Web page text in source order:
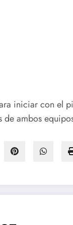
iniciar con el
ambos